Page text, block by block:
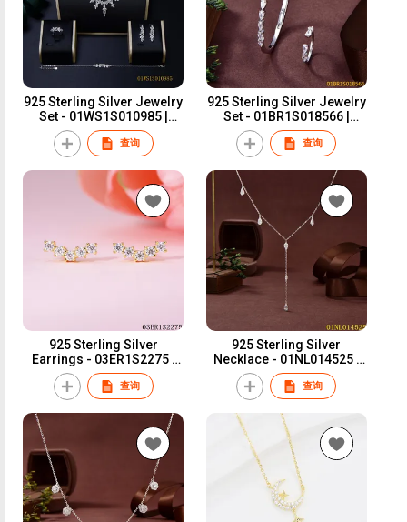
925 Sterling Silver Jewelry
Set - 01WS1S010985 |
Blossom CS Jewelry
查询
925 Sterling Silver Jewelry
Set - 01BR1S018566 |
Blossom CS Jewelry
查询
925 Sterling Silver
Earrings - 03ER1S2275 |
Blossom CS Jewelry
查询
925 Sterling Silver
Necklace - 01NL014525 |
Blossom CS Jewelry
查询